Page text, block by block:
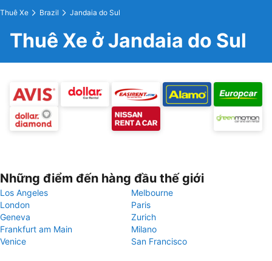
Thuê Xe Brazil Jandaia do Sul
Thuê Xe ở Jandaia do Sul
Những điểm đến hàng đầu thế giới
Los Angeles
Melbourne
London
Paris
Geneva
Zurich
Frankfurt am Main
Milano
Venice
San Francisco